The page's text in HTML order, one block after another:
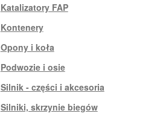
Katalizatory FAP
Kontenery
Opony i koła
Podwozie i osie
Silnik - części i akcesoria
Silniki, skrzynie biegów